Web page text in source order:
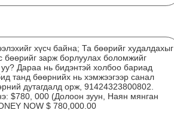
хүсч байна; Та бөөрийг худалдахыг
бөөрийг зарж борлуулах боломжийг
Дараа нь бидэнтэй холбоо бариад
танд бөөрнийх нь хэмжээгээр санал
дутагдалд орж, 91424323800802.
$780, 000 (Долоон зуун, Наян мянган
NOW $ 780,000.00